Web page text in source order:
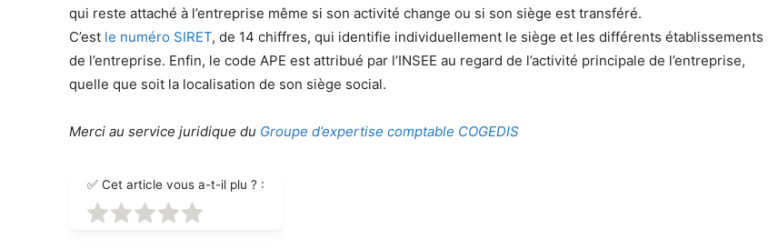
qui reste attaché à l’entreprise même si son activité change ou si son siège est transféré.
C’est le numéro SIRET, de 14 chiffres, qui identifie individuellement le siège et les différents établissements
de l’entreprise. Enfin, le code APE est attribué par l’INSEE au regard de l’activité principale de l’entreprise,
quelle que soit la localisation de son siège social.
Merci au service juridique du Groupe d’expertise comptable COGEDIS
✅ Cet article vous a-t-il plu ? :